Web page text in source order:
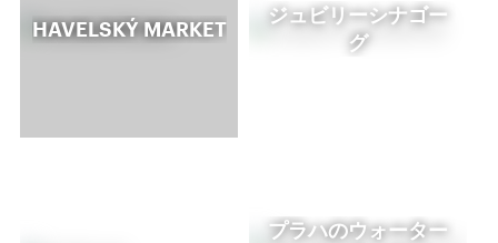
HAVELSKÝ MARKET
ジュビリーシナゴー
グ
プラハのウォーター